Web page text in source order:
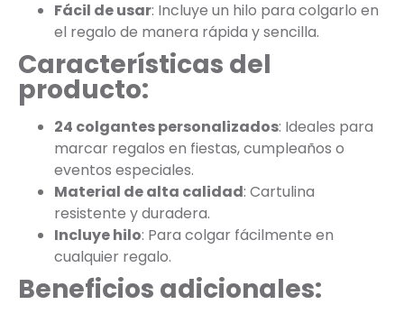
Fácil de usar: Incluye un hilo para colgarlo en
el regalo de manera rápida y sencilla.
Características del
producto:
24 colgantes personalizados: Ideales para
marcar regalos en fiestas, cumpleaños o
eventos especiales.
Material de alta calidad: Cartulina
resistente y duradera.
Incluye hilo: Para colgar fácilmente en
cualquier regalo.
Beneficios adicionales: